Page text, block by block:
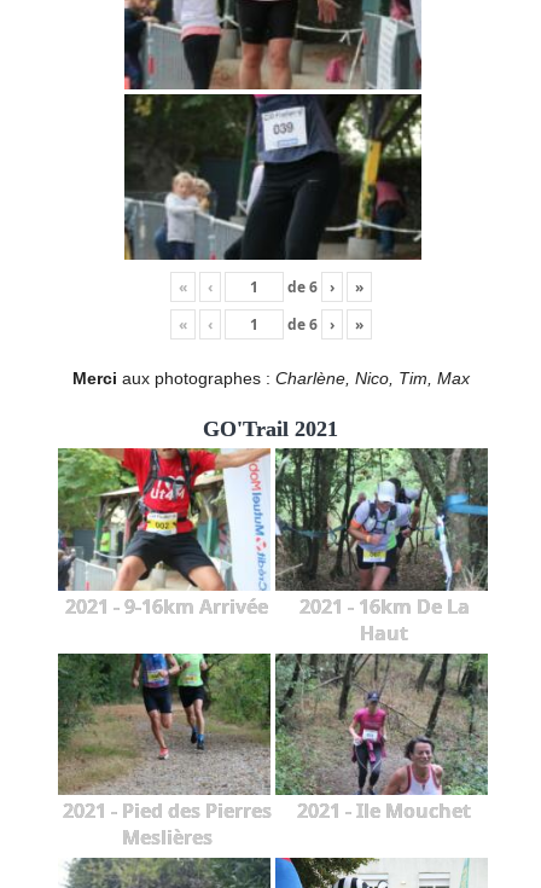
« ‹ de6 ›
»
«
‹ de6 › »
Merci aux photographes : Charlène, Nico, Tim, Max
GO'Trail 2021
2021 - 9-16km Arrivée
2021 - 16km De La
Haut
2021 - Pied des Pierres
Meslières
2021 - Ile Mouchet